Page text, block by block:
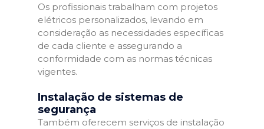
Os profissionais trabalham com projetos
elétricos personalizados, levando em
consideração as necessidades específicas
de cada cliente e assegurando a
conformidade com as normas técnicas
vigentes.
Instalação de sistemas de
segurança
Também oferecem serviços de instalação